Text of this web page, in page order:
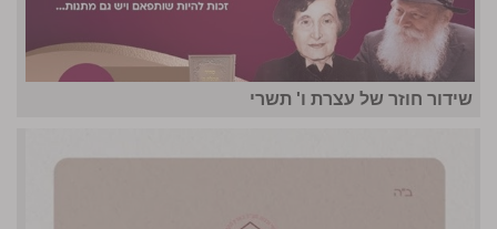
שידור חוזר של עצרת ו' תשרי